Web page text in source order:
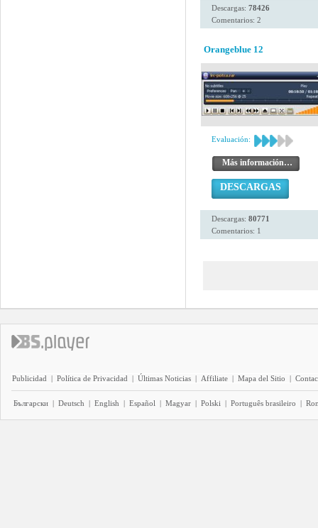
Descargas: 78426
Comentarios: 2
Orangeblue 12
Evaluación:
Más información…
DESCARGAS
Descargas: 80771
Comentarios: 1
Publicidad | Política de Privacidad | Últimas Noticias | Affiliate | Mapa del Sitio |
Български | Deutsch | English | Español | Magyar | Polski | Português brasileiro |